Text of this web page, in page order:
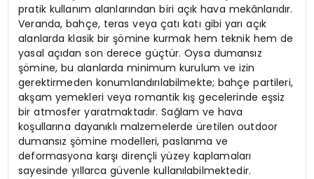
pratik kullanım alanlarından biri açık hava mekânlarıdır.
Veranda, bahçe, teras veya çatı katı gibi yarı açık
alanlarda klasik bir şömine kurmak hem teknik hem de
yasal açıdan son derece güçtür. Oysa dumansız
şömine, bu alanlarda minimum kurulum ve izin
gerektirmeden konumlandırılabilmekte; bahçe partileri,
akşam yemekleri veya romantik kış gecelerinde eşsiz
bir atmosfer yaratmaktadır. Sağlam ve hava
koşullarına dayanıklı malzemelerde üretilen outdoor
dumansız şömine modelleri, paslanma ve
deformasyona karşı dirençli yüzey kaplamaları
sayesinde yıllarca güvenle kullanılabilmektedir.